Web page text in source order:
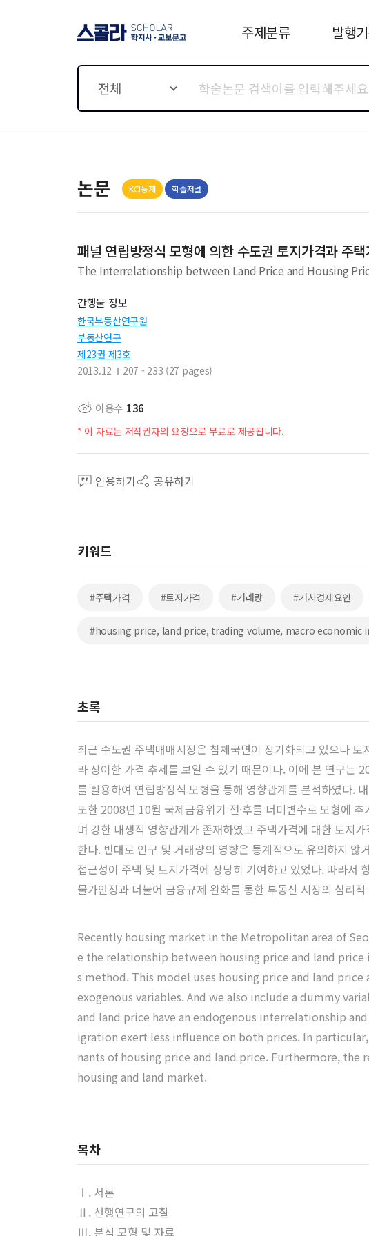
주제분류 발행
전체
논문 KCI등재 학술저널
패널 연립방정식 모형에 의한 수도권 토지가격과 주
The Interrelationship between Land Price and Housing
간행물 정보
한국부동산연구원
부동산연구
제23권 제3호
2013.12
207 - 233 (27 pages)
이용수 136
* 이 자료는 저작권자의 요청으로 무료로 제공됩니다.
인용하기 공유하기
키워드
#주택가격 #토지가격 #거래량 #거시경제요인
#housing price, land price, trading volume, macro economic
초록
최근 수도권 주택매매시장은 침체국면이 장기화되고 있으나
라 상이한 가격 추세를 보일 수 있기 때문이다. 이에 본 연구는
를 활용하여 연립방정식 모형을 통해 영향관계를 분석하였다.
또한 2008년 10월 국제금융위기 전·후를 더미변수로 모형에
며 강한 내생적 영향관계가 존재하였고 주택가격에 대한 토지
한다. 반대로 인구 및 거래량의 영향은 통계적으로 유의하지
접근성이 주택 및 토지가격에 상당히 기여하고 있었다. 따라서
물가안정과 더불어 금융규제 완화를 통한 부동산 시장의 심리
Recently housing market in the Metropolitan area of
e the relationship between housing price and land
s method. This model uses housing price and land
exogenous variables. And we also include a dummy
and land price have an endogenous interrelationship
igration exert less influence on both prices. In
nants of housing price and land price. Furthermore,
housing and land market.
목차
Ⅰ. 서론
Ⅱ. 선행연구의 고찰
Ⅲ. 분석 모형 및 자료